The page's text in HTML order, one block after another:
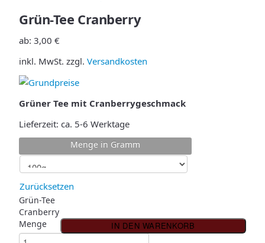
Grün-Tee Cranberry
ab: 3,00 €
inkl. MwSt. zzgl. Versandkosten
Grüner Tee mit Cranberrygeschmack
Lieferzeit: ca. 5-6 Werktage
Menge in Gramm
Zurücksetzen
Grün-Tee
Cranberry
Menge
IN DEN WARENKORB